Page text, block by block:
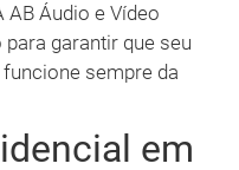
AB Áudio e Vídeo
garantir que seu
sempre da
em